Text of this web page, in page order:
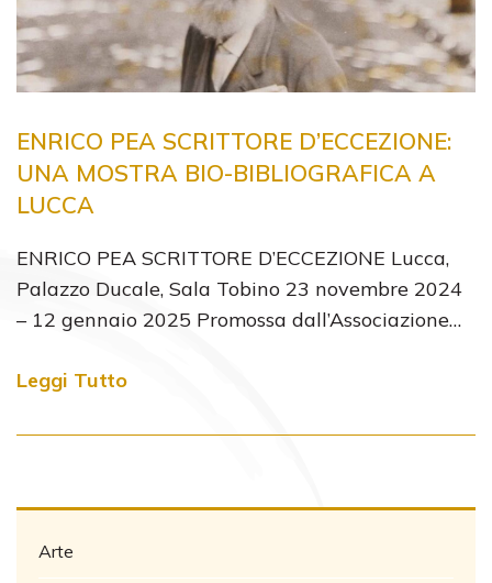
ENRICO PEA SCRITTORE D’ECCEZIONE:
UNA MOSTRA BIO-BIBLIOGRAFICA A
LUCCA
ENRICO PEA SCRITTORE D’ECCEZIONE Lucca,
Palazzo Ducale, Sala Tobino 23 novembre 2024
– 12 gennaio 2025 Promossa dall’Associazione…
Leggi Tutto
Arte